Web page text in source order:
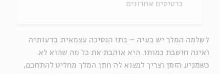
לשלמה המלך יש בעיה – בתו הנסיכה עצמאית בדעותיה
ואינה חושבת כמותו. היא אוהבת את כל מה שהוא לא.
כשמגיע הזמן וצריך למצוא לה חתן המלך מחליט להתחכם,
כרטיסים אחרונים